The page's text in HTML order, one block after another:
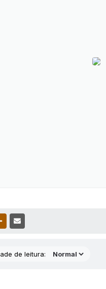
OUTRAS MÍDIAS
de leitura: